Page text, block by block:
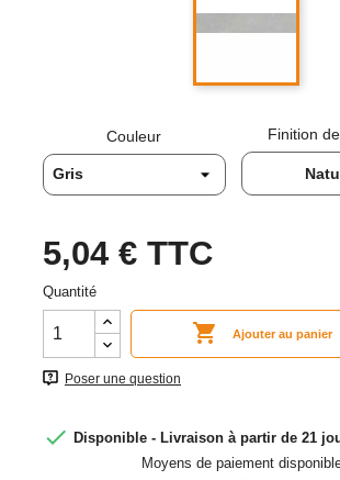
Couleur Finition
5,04 € TTC
Quantité
 Ajouter au panier
Poser une question
 Disponible - Livraison à partir de 21
Moyens de paiement